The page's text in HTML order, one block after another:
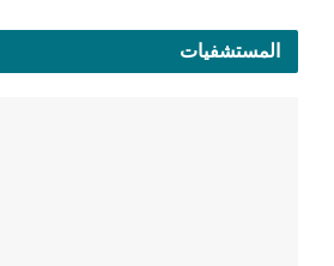
المستشفيات